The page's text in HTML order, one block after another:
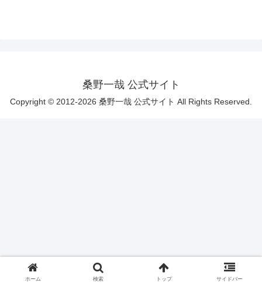
桑野一哉 公式サイト
Copyright © 2012-2026 桑野一哉 公式サイト All Rights Reserved.
ホーム 検索 トップ サイドバー